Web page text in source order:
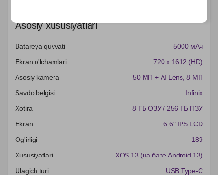
Asosiy xususiyatlari
Batareya quvvati
5000 мАч
Ekran o'lchamlari
720 x 1612 (HD)
Asosiy kamera
50 МП + AI Lens, 8 МП
Savdo belgisi
Infinix
Xotira
8 ГБ ОЗУ / 256 ГБ ПЗУ
Ekran
6.6" IPS LCD
Og'irligi
189
Xususiyatlari
XOS 13 (на базе Android 13)
Ulagich turi
USB Type-C